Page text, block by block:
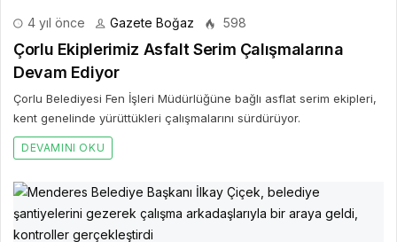
4 yıl önce Gazete Boğaz 598
Çorlu Ekiplerimiz Asfalt Serim Çalışmalarına
Devam Ediyor
Çorlu Belediyesi Fen İşleri Müdürlüğüne bağlı asflat serim ekipleri,
kent genelinde yürüttükleri çalışmalarını sürdürüyor.
DEVAMINI OKU